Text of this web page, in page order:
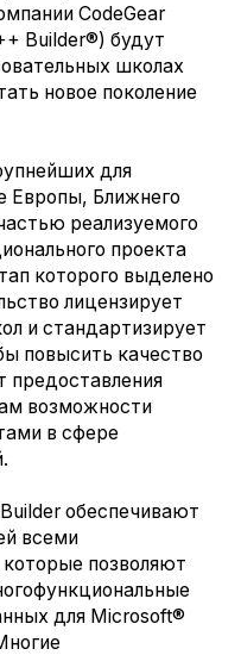
CodeGear
Builder®) будут
школах
новое поколение
для
Европы, Ближнего
реализуемого
проекта
которого выделено
лицензирует
и стандартизирует
повысить качество
предоставления
возможности
в сфере
обеспечивают
всеми
позволяют
для Microsoft®